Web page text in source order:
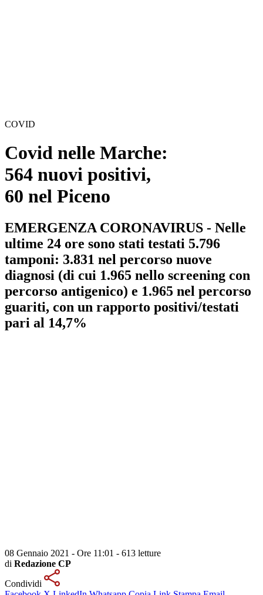
COVID
Covid nelle Marche:
564 nuovi positivi,
60 nel Piceno
EMERGENZA CORONAVIRUS - Nelle
ultime 24 ore sono stati testati 5.796
tamponi: 3.831 nel percorso nuove
diagnosi (di cui 1.965 nello screening con
percorso antigenico) e 1.965 nel percorso
guariti, con un rapporto positivi/testati
pari al 14,7%
08 Gennaio 2021 - Ore 11:01 - 613 letture
di Redazione CP
Condividi